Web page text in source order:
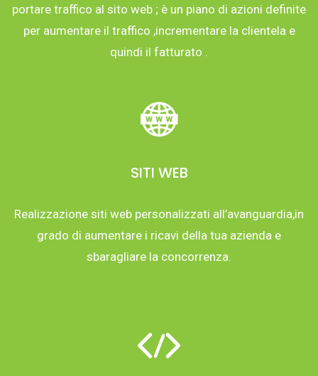
portare traffico al sito web ; è un piano di azioni definite
per aumentare il traffico ,incrementare la clientela e
quindi il fatturato .
SITI WEB
Realizzazione siti web personalizzati all’avanguardia,in
grado di aumentare i ricavi della tua azienda e
sbaragliare la concorrenza.